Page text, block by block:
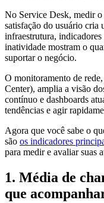
No Service Desk, medir o
satisfação do usuário cria
infraestrutura,
inatividade mostram o
suportar o negócio.
O monitoramento de
Center), amplia a visão
contínuo e dashboards
tendências e agir
Agora que você sabe o
são os indicadores
para medir e avaliar suas
1. Média de
que